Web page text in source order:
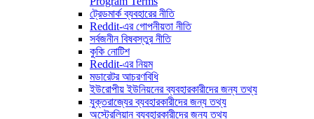
ট্রেডমার্ক ব্যবহারের নীতি
Reddit-এর গোপনীয়তা নীতি
সর্বজনীন বিষবস্তুর নীতি
কুকি নোটিশ
Reddit-এর নিয়ম
মডারেটর আচরণবিধি
ইউরোপীয় ইউনিয়নের ব্যবহারকারীদের জন্য তথ্য
যুক্তরাজ্যের ব্যবহারকারীদের জন্য তথ্য
অস্ট্রেলিয়ান ব্যবহারকারীদের জন্য তথ্য